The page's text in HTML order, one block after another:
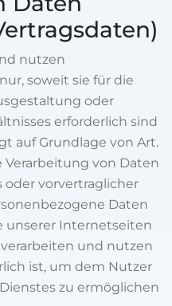
nutzen
soweit sie für die
oder
erforderlich sind
auf Grundlage von Art.
Verarbeitung von Daten
oder vorvertraglicher
Daten
unserer Internetseiten
und nutzen
ist, um dem Nutzer
zu ermöglichen